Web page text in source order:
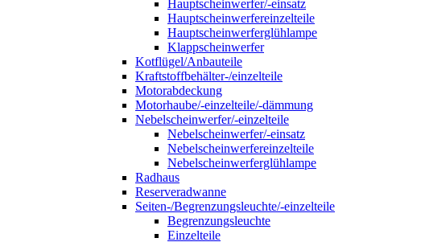
Hauptscheinwerfer/-einsatz
Hauptscheinwerfereinzelteile
Hauptscheinwerferglühlampe
Klappscheinwerfer
Kotflügel/Anbauteile
Kraftstoffbehälter-/einzelteile
Motorabdeckung
Motorhaube/-einzelteile/-dämmung
Nebelscheinwerfer/-einzelteile
Nebelscheinwerfer/-einsatz
Nebelscheinwerfereinzelteile
Nebelscheinwerferglühlampe
Radhaus
Reserveradwanne
Seiten-/Begrenzungsleuchte/-einzelteile
Begrenzungsleuchte
Einzelteile